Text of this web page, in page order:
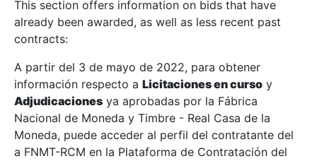
Show/Hide
Show/Hide
This section offers information on bids that have
already been awarded, as well as less recent past
contracts:
A partir del 3 de mayo de 2022, para obtener
información respecto a Licitaciones en curso y
Adjudicaciones ya aprobadas por la Fábrica
Nacional de Moneda y Timbre - Real Casa de la
Moneda, puede acceder al perfil del contratante del
a FNMT-RCM en la Plataforma de Contratación del